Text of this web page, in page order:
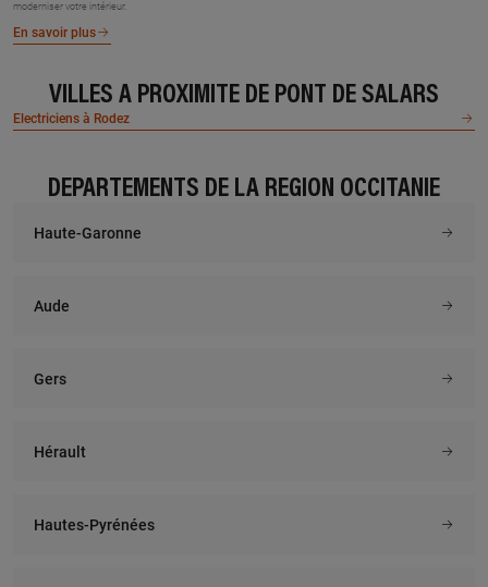
moderniser votre intérieur.
En savoir plus
VILLES À PROXIMITÉ DE PONT DE SALARS
Electriciens à Rodez
DÉPARTEMENTS DE LA RÉGION OCCITANIE
Haute-Garonne
Aude
Gers
Hérault
Hautes-Pyrénées